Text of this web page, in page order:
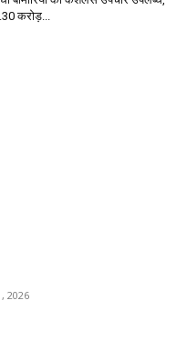
करोड़...
2026